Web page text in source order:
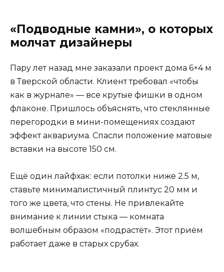
«Подводные камни», о которых
молчат дизайнеры
Пару лет назад мне заказали проект дома 6×4 м
в Тверской области. Клиент требовал «чтобы
как в журнале» — все крутые фишки в одном
флаконе. Пришлось объяснять, что стеклянные
перегородки в мини-помещениях создают
эффект аквариума. Спасли положение матовые
вставки на высоте 150 см.
Ещё один лайфхак: если потолки ниже 2.5 м,
ставьте минималистичный плинтус 20 мм и
того же цвета, что стены. Не привлекайте
внимание к линии стыка — комната
волшебным образом «подрастёт». Этот приём
работает даже в старых срубах.